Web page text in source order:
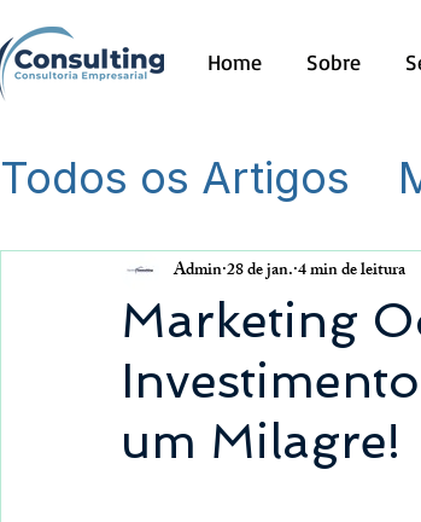
Home Sobre
Todos os Artigos
Outros
Marketing
um Milagre!
Admin28 de jan. 4 min de leitura